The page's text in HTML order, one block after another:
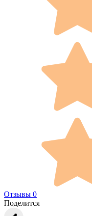
Отзывы 0
Поделится